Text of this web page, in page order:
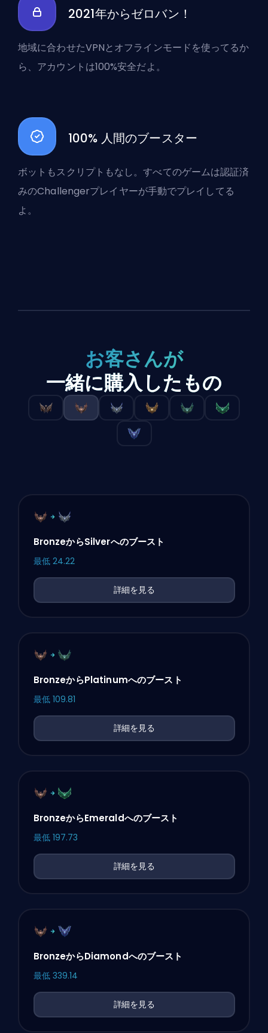
2021年からゼロバン！
地域に合わせたVPNとオフラインモードを使ってるか
ら、アカウントは100%安全だよ。
100% 人間のブースター
ボットもスクリプトもなし。すべてのゲームは認証済
みのChallengerプレイヤーが手動でプレイしてる
よ。
お客さんが
一緒に購入したもの
BronzeからSilverへのブースト
最低 24.22
詳細を見る
BronzeからPlatinumへのブースト
最低 109.81
詳細を見る
BronzeからEmeraldへのブースト
最低 197.73
詳細を見る
BronzeからDiamondへのブースト
最低 339.14
詳細を見る